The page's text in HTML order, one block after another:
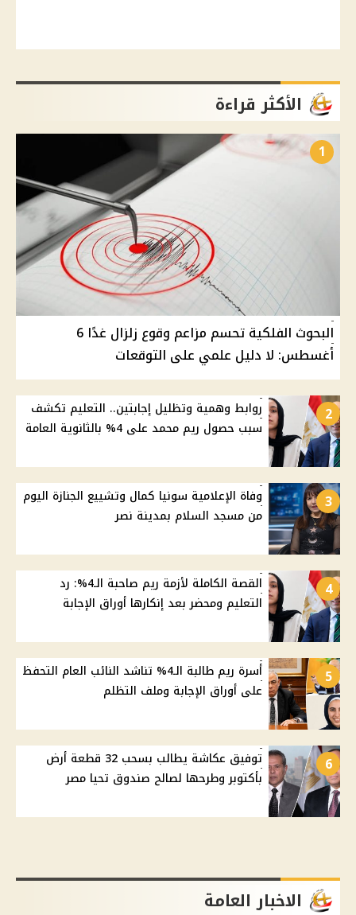
الأكثر قراءة
1
البحوث الفلكية تحسم مزاعم وقوع زلزال غدًا 6
أغسطس: لا دليل علمي على التوقعات
2
روابط وهمية وتظليل إجابتين.. التعليم تكشف
سبب حصول ريم محمد على 4% بالثانوية العامة
3
وفاة الإعلامية سونيا كمال وتشييع الجنازة اليوم
من مسجد السلام بمدينة نصر
4
القصة الكاملة لأزمة ريم صاحبة الـ4%: رد
التعليم ومحضر بعد إنكارها أوراق الإجابة
5
أسرة ريم طالبة الـ4% تناشد النائب العام التحفظ
على أوراق الإجابة وملف التظلم
6
توفيق عكاشة يطالب بسحب 32 قطعة أرض
بأكتوبر وطرحها لصالح صندوق تحيا مصر
الاخبار العامة